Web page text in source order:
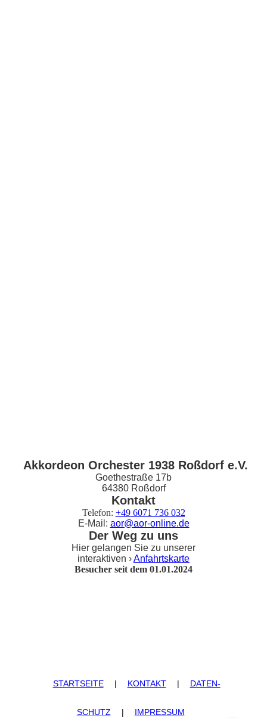
Akkordeon Orchester 1938 Roßdorf e.V.
Goethestraße 17b
64380 Roßdorf
Kontakt
Telefon: +49 6071 736 032
E-Mail: aor@aor-online.de
Der Weg zu uns
Hier gelangen Sie zu unserer
interaktiven ›Anfahrtskarte
Besucher seit dem 01.01.2024
STARTSEITE | KONTAKT | DATEN­
SCHUTZ | IMPRESSUM